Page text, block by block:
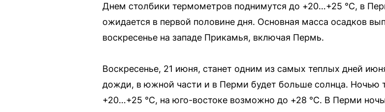
Днем столбики термометров поднимутся до +20…+25 °С, в
ожидается в первой половине дня. Основная масса осадков
воскресенье на западе Прикамья, включая Пермь.
Воскресенье, 21 июня, станет одним из самых теплых дней
дожди, в южной части и в Перми будет больше солнца. Ночью
+20…+25 °С, на юго-востоке возможно до +28 °С. В Перми